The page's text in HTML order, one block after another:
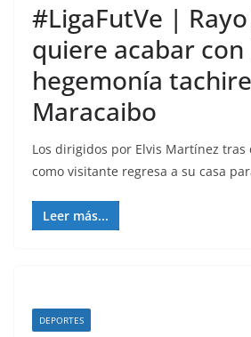
#LigaFutVe |
quiere acabar con
hegemonía
Maracaibo
Los dirigidos por Elvis Martínez tras
como visitante regresa a su casa
Leer más...
DEPORTES